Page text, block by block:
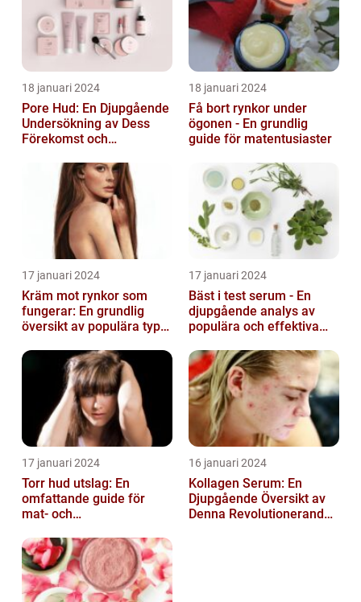
18 januari 2024
Pore Hud: En Djupgående
Undersökning av Dess
Förekomst och
18 januari 2024
Få bort rynkor under
ögonen - En grundlig
guide för matentusiaster
17 januari 2024
Kräm mot rynkor som
fungerar: En grundlig
översikt av populära typer
17 januari 2024
Bäst i test serum - En
djupgående analys av
populära och effektiva
17 januari 2024
Torr hud utslag: En
omfattande guide för
mat- och
16 januari 2024
Kollagen Serum: En
Djupgående Översikt av
Denna Revolutionerande